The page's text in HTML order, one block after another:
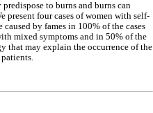
to burns and burns can
present four cases of women with self-
by fames in 100% of the cases
mixed symptoms and in 50% of the
that may explain the occurrence of the